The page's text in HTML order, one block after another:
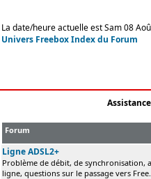
La date/heure actuelle est Sam 08
Univers Freebox Index du Forum
Forum
Ligne ADSL2+
Problème de débit, de synchronisation,
ligne, questions sur le passage vers Free...